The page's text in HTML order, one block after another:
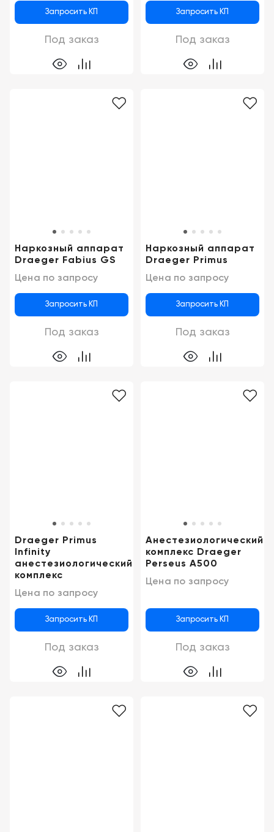
Запросить КП
Под заказ
Запросить КП
Под заказ
Наркозный аппарат
Draeger Fabius GS
Цена по запросу
Запросить КП
Под заказ
Наркозный аппарат
Draeger Primus
Цена по запросу
Запросить КП
Под заказ
Draeger Primus
Infinity
анестезиологический
комплекс
Цена по запросу
Запросить КП
Под заказ
Анестезиологический
комплекс Draeger
Perseus A500
Цена по запросу
Запросить КП
Под заказ